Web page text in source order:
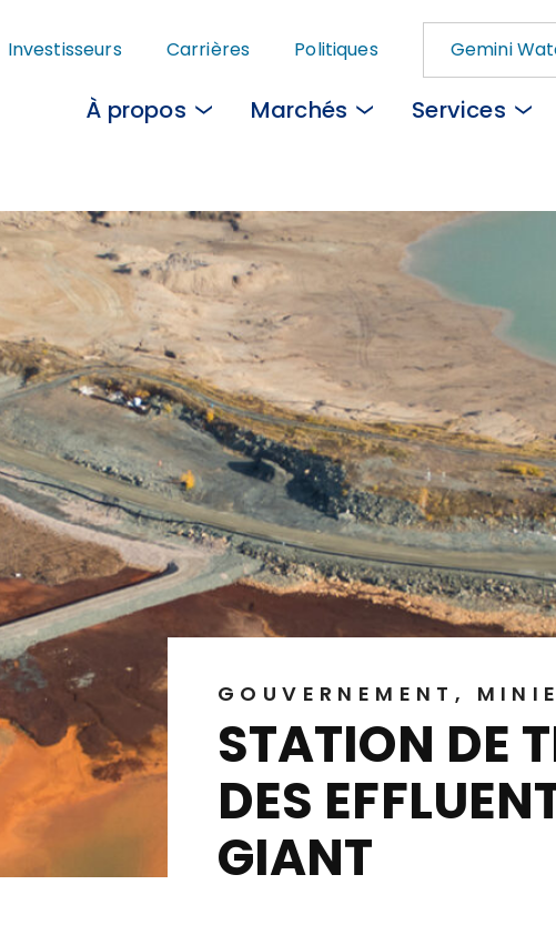
au
contenu
principal
À propos Marchés Services
Investisseurs Carrières Politiques Gemini
GOUVERNEMENT,
STATION DE
DES
GIANT